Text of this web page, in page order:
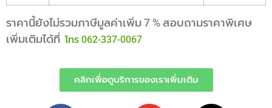
ราคานี้ยังไม่รวมภาษีมูลค่าเพิ่ม 7 % สอบถามราคาพิเศษ
เพิ่มเติมได้ที่ โทร 062-337-0067
คลิกเพื่อดูบริการของเราเพิ่มเติม